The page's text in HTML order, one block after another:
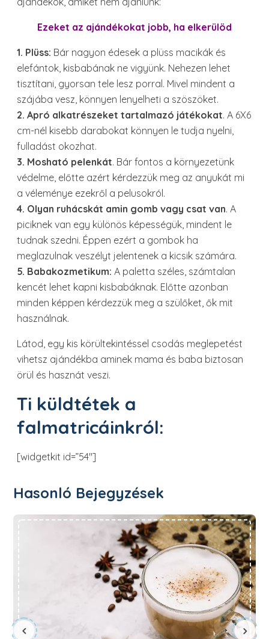
Ezeket az ajándékokat jobb, ha elkerülöd
1. Plüss: Bár nagyon édesek a plüss macikák és
elefántok, kisbabának ne vigyünk. Nehezen lehet
tisztítani, gyorsan tele lesz porral. Mivel mindent a
szájába vesz, könnyen lenyelheti a szöszöket.
2. Apró alkatrészeket tartalmazó játékokat. A 6X6
cm-nél kisebb darabokat könnyen le tudja nyelni,
fulladást okozhat.
3. Mosható pelenkát. Bár fontos a környezetünk
védelme, előtte azért kérdezzük meg az anyukát mi
a véleménye ezekről a pelusokról.
4. Olyan ruhácskát amin gomb vagy csat van. A
piciknek van egy különös képességük, mindent le
tudnak szedni. Éppen ezért a gombok ha
meglazulnak veszélyt jelentenek a kicsik számára.
5. Babakozmetikum: A paletta széles, számtalan
kencét lehet kapni kisbabáknak. Előtte azonban
minden képpen kérdezzük meg a szülőket, ők mit
használnak.
Látod, egy kis körültekintéssel csodás meglepetést
vihetsz ajándékba aminek mama és baba biztosan
örül és hasznát veszi.
Ti küldtétek a
falmatricáinkról:
[widgetkit id=”54″]
Hasonló Bejegyzések